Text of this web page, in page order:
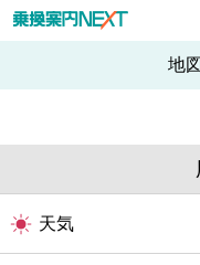
地
天気